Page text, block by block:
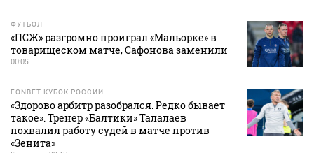
ФУТБОЛ
«ПСЖ» разгромно проиграл «Мальорке» в
товарищеском матче, Сафонова заменили
00:05
FONBET КУБОК РОССИИ
«Здорово арбитр разобрался. Редко бывает
такое». Тренер «Балтики» Талалаев
похвалил работу судей в матче против
«Зенита»